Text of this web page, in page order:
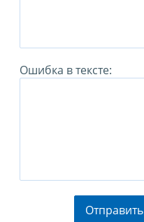
Ошибка в тексте:
Отправить